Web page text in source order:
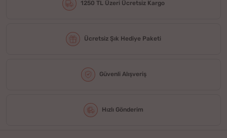
1250 TL Üzeri Ücretsiz Kargo
Ücretsiz Şık Hediye Paketi
Güvenli Alışveriş
Hızlı Gönderim